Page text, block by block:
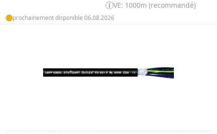
VE: 1000m (recommandé)
prochainement disponible 06.08.2026